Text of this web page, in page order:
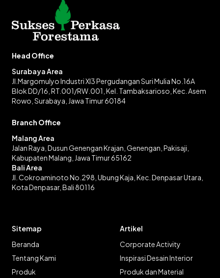
Head Office
Surabaya Area
Jl.Margomulyo Industri XI3 Pergudangan Suri Mulia No.16A
Blok DD/16, RT.001/RW.001, Kel. Tambaksarioso, Kec. Asem
Rowo, Surabaya, Jawa Timur 60184
Branch Office
Malang Area
Jalan Raya, Dusun Genengan Krajan, Genengan, Pakisaji,
Kabupaten Malang, Jawa Timur 65162
Bali Area
Jl. Cokroaminoto No.298, Ubung Kaja, Kec. Denpasar Utara,
Kota Denpasar, Bali 80116
Sitemap
Beranda
Tentang Kami
Produk
Artikel
Corporate Activity
Inspirasi Desain Interior
Produk dan Material